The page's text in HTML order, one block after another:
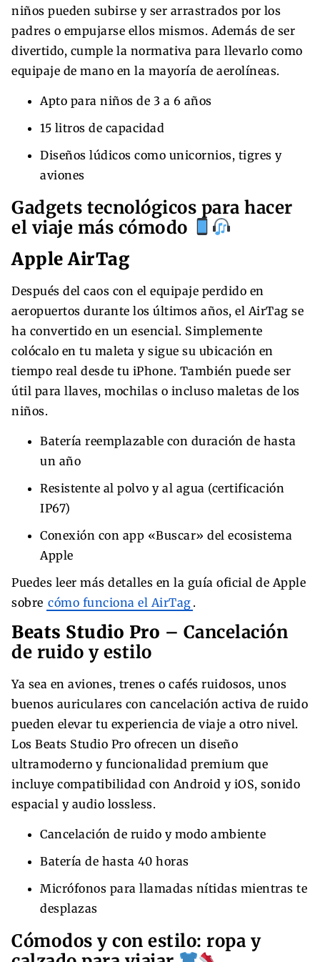
niños pueden subirse y ser arrastrados por los
padres o empujarse ellos mismos. Además de ser
divertido, cumple la normativa para llevarlo como
equipaje de mano en la mayoría de aerolíneas.
Apto para niños de 3 a 6 años
15 litros de capacidad
Diseños lúdicos como unicornios, tigres y
aviones
Gadgets tecnológicos para hacer
el viaje más cómodo
Apple AirTag
Después del caos con el equipaje perdido en
aeropuertos durante los últimos años, el AirTag se
ha convertido en un esencial. Simplemente
colócalo en tu maleta y sigue su ubicación en
tiempo real desde tu iPhone. También puede ser
útil para llaves, mochilas o incluso maletas de los
niños.
Batería reemplazable con duración de hasta
un año
Resistente al polvo y al agua (certificación
IP67)
Conexión con app «Buscar» del ecosistema
Apple
Puedes leer más detalles en la guía oficial de Apple
sobre cómo funciona el AirTag .
Beats Studio Pro – Cancelación
de ruido y estilo
Ya sea en aviones, trenes o cafés ruidosos, unos
buenos auriculares con cancelación activa de ruido
pueden elevar tu experiencia de viaje a otro nivel.
Los Beats Studio Pro ofrecen un diseño
ultramoderno y funcionalidad premium que
incluye compatibilidad con Android y iOS, sonido
espacial y audio lossless.
Cancelación de ruido y modo ambiente
Batería de hasta 40 horas
Micrófonos para llamadas nítidas mientras te
desplazas
Cómodos y con estilo: ropa y